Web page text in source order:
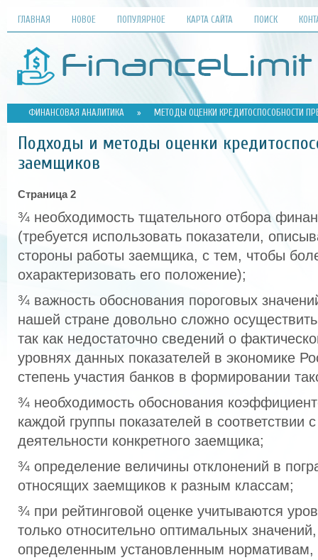
ГЛАВНАЯ НОВОЕ ПОПУЛЯРНОЕ КАРТА САЙТА ПОИСК
ФИНАНСОВАЯ АНАЛИТИКА » МЕТОДЫ ОЦЕНКИ КРЕДИТОСПОСОБНОСТИ
Подходы и методы оценки
заемщиков
Страница 2
¾ необходимость тщательного отбора
(требуется использовать показатели,
стороны работы заемщика, с тем, чтобы
охарактеризовать его положение);
¾ важность обоснования пороговых
нашей стране довольно сложно
так как недостаточно сведений о
уровнях данных показателей в экономике
степень участия банков в формировании
¾ необходимость обоснования
каждой группы показателей в соответствии
деятельности конкретного заемщика;
¾ определение величины отклонений в
относящих заемщиков к разным классам;
¾ при рейтинговой оценке учитываются
только относительно оптимальных
определенным установленным нормативам,